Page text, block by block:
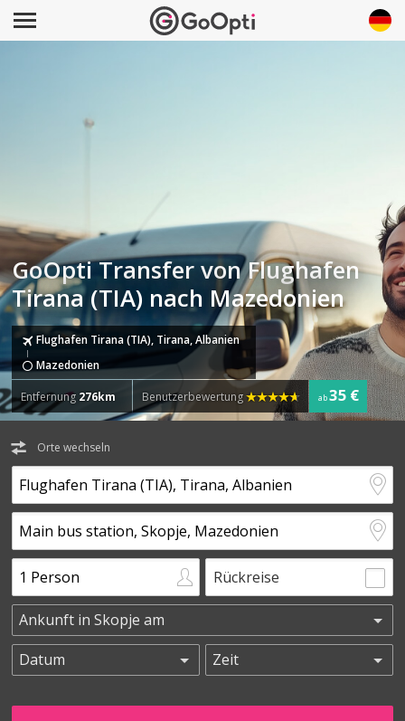
GoOpti Transfer von Flughafen
Tirana (TIA) nach Mazedonien
Flughafen Tirana (TIA), Tirana, Albanien
Mazedonien
Entfernung 276km Benutzerbewertung ab35 €
Orte wechseln
Rückreise